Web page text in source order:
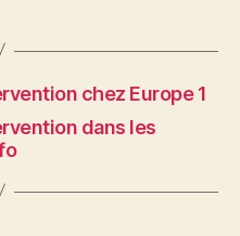
chez Europe 1
dans les